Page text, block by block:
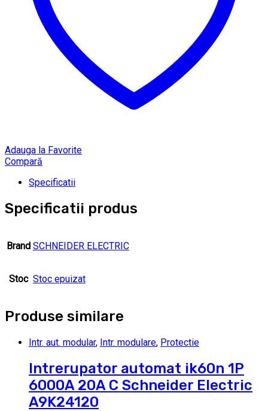
Adauga la Favorite
Compară
Specificatii
Specificatii produs
Brand SCHNEIDER ELECTRIC
Stoc Stoc epuizat
Produse similare
Intr. aut. modular, Intr. modulare, Protectie
Intrerupator automat ik60n 1P
6000A 20A C Schneider Electric
A9K24120